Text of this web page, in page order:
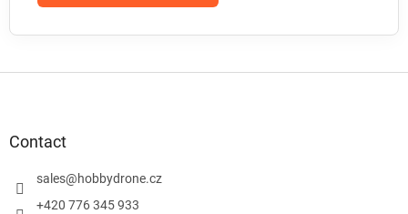
Contact
sales@hobbydrone.cz
+420 776 345 933